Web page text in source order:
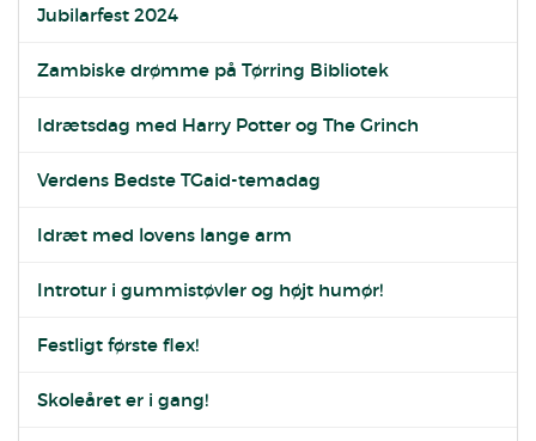
Jubilarfest 2024
Zambiske drømme på Tørring Bibliotek
Idrætsdag med Harry Potter og The Grinch
Verdens Bedste TGaid-temadag
Idræt med lovens lange arm
Introtur i gummistøvler og højt humør!
Festligt første flex!
Skoleåret er i gang!